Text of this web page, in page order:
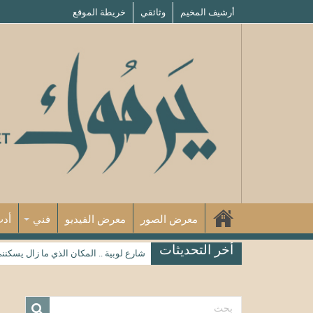
أرشيف المخيم وثائقي خريطة الموقع
معرض الصور معرض الفيديو فني
أخر التحديثات شارع لوبية .. المكان الذي ما زال